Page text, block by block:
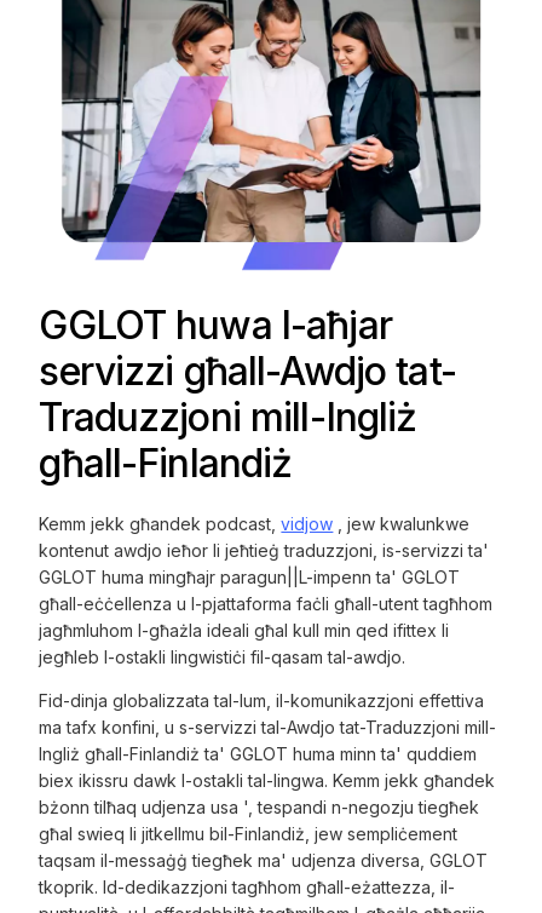
GGLOT huwa l-aħjar
servizzi għall-Awdjo tat-
Traduzzjoni mill-Ingliż
għall-Finlandiż
Kemm jekk għandek podcast,vidjow , jew kwalunkwe
kontenut awdjo ieħor li jeħtieġ traduzzjoni, is-servizzi ta'
GGLOT huma mingħajr paragun||L-impenn ta' GGLOT
għall-eċċellenza u l-pjattaforma faċli għall-utent tagħhom
jagħmluhom l-għażla ideali għal kull min qed ifittex li
jegħleb l-ostakli lingwistiċi fil-qasam tal-awdjo.
Fid-dinja globalizzata tal-lum, il-komunikazzjoni effettiva
ma tafx konfini, u s-servizzi tal-Awdjo tat-Traduzzjoni mill-
Ingliż għall-Finlandiż ta' GGLOT huma minn ta' quddiem
biex ikissru dawk l-ostakli tal-lingwa. Kemm jekk għandek
bżonn tilħaq udjenza usa ', tespandi n-negozju tiegħek
għal swieq li jitkellmu bil-Finlandiż, jew sempliċement
taqsam il-messaġġ tiegħek ma' udjenza diversa, GGLOT
tkoprik. Id-dedikazzjoni tagħhom għall-eżattezza, il-